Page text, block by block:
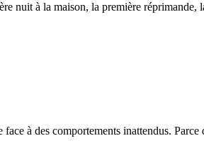
nuit à la maison, la première
à des comportements inattendus.